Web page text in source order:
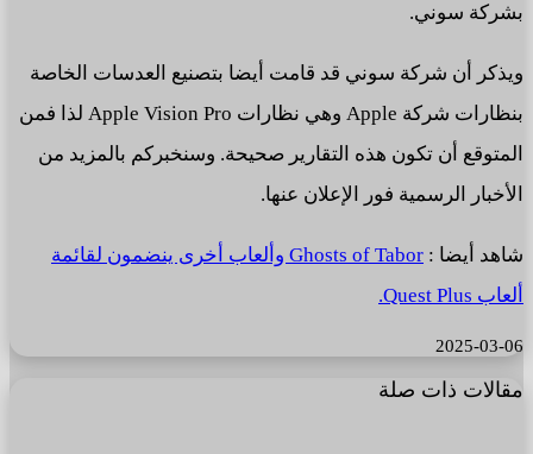
بشركة سوني.
ويذكر أن شركة سوني قد قامت أيضا بتصنيع العدسات الخاصة
بنظارات شركة Apple وهي نظارات Apple Vision Pro لذا فمن
المتوقع أن تكون هذه التقارير صحيحة. وسنخبركم بالمزيد من
الأخبار الرسمية فور الإعلان عنها.
شاهد أيضا :
Ghosts of Tabor وألعاب أخرى ينضمون لقائمة
ألعاب Quest Plus.
2025-03-06
مقالات ذات صلة